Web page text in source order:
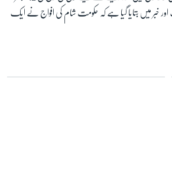
خبر میں بتایا گیا ہے کہ حکومت شام کی افواج نے ایک